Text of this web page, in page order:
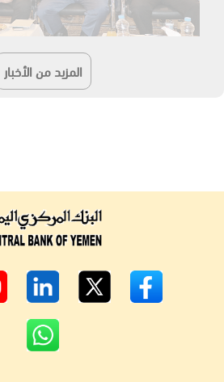
المزيد من الأخبار